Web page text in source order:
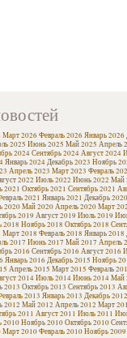
Март 2026 Февраль 2026 Январь 2026
2025 Июнь 2025 Май 2025 Апрель
2024Сентябрь 2024Август 2024
Январь 2024Декабрь 2023 Ноябрь
Апрель 2023 Март 2023 Февраль
2022 Июль 2022 Июнь 2022 Май
2021 Октябрь 2021 Сентябрь 2021
2021 Январь 2021 Декабрь 2020
2020Май 2020Апрель 2020Март
2019 Август 2019 Июль 2019
2018 Ноябрь 2018 Октябрь 2018
Март 2018 Февраль 2018 Январь 2018
2017 Июнь 2017 Май 2017 Апрель
2016 Сентябрь 2016 Август 2016
Январь 2016 Декабрь 2015 Ноябрь
Апрель 2015 Март 2015 Февраль
2014Июль 2014Июнь 2014Май
2013 Октябрь 2013 Сентябрь 2013
2013 Январь 2013 Декабрь 2012
2012 Май 2012 Апрель 2012 Март
2011 Август 2011 Июль 2011
2010Ноябрь 2010Октябрь 2010
Март 2010Февраль 2010Ноябрь 2009